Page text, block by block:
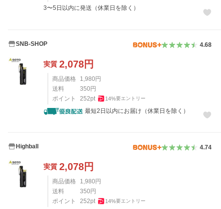
3〜5日以内に発送（休業日を除く）
SNB-SHOP 4.68
実質 2,078円
商品価格 1,980 円
送料
350 円
ポイント
252pt 14%要エントリー
最短2日以内にお届け（休業日を除く）
Highball 4.74
実質 2,078円
商品価格 1,980 円
送料
350 円
ポイント
252pt 14%要エントリー